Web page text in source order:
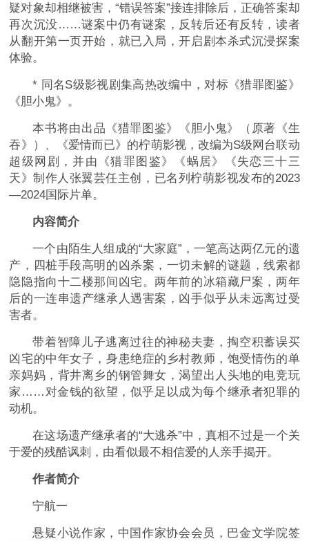
疑对象却相继被害，“错误答案”接连排除后，正确答案却
再次沉没……谜案中仍有谜案，反转后还有反转，读者
从翻开第一页开始，就已入局，开启剧本杀式沉浸探案
体验。
* 同名S级影视剧集高热改编中，对标《猎罪图鉴》
《胆小鬼》。
本书将由出品《猎罪图鉴》《胆小鬼》（原著《生
吞》）、《爱情而已》的柠萌影视，改编为S级网台联动
超级网剧，并由《猎罪图鉴》《蜗居》《失恋三十三
天》制作人张翼芸任主创，已名列柠萌影视发布的2023
—2024国际片单。
内容简介
一个由陌生人组成的“大家庭”，一笔高达两亿元的遗
产，四桩手段高明的凶杀案，一切未解的谜题，线索都
隐隐指向十二楼那间凶宅。两年前的冰箱藏尸案，两年
后的一连串遗产继承人遇害案，凶手似乎从未远离过受
害者。
带着智障儿子逃离过往的神秘夫妻，掏空积蓄误买
凶宅的中年女子，身患绝症的乡村教师，饱受情伤的单
亲妈妈，背井离乡的钢管舞女，渴望出人头地的电竞玩
家……对金钱的欲望，似乎足以成为每个继承者犯罪的
动机。
在这场遗产继承者的“大逃杀”中，真相不过是一个关
于爱的残酷讽刺，由看似最不相信爱的人亲手揭开。
作者简介
宁航一
悬疑小说作家，中国作家协会会员，巴金文学院签